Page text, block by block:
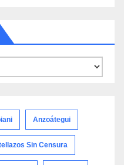
Anzoátegui
Sin Censura